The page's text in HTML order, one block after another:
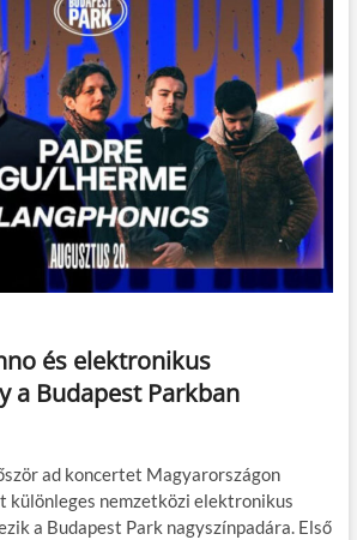
és elektronikus
a Budapest Parkban
ad koncertet Magyarországon
különleges nemzetközi elektronikus
a Budapest Park nagyszínpadára. Első